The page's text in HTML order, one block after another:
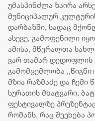
უმასპინძლა ზაირა
მუნიციპალურ
დარბაზში, სადაც
ასევე, გამოფენილი
ამისა, მწერალთა
ვარ თამარ დედოფლის
გამომცემლობა
მზია რაზმაძე და ჩემი
სურათის მხატვარი,
ფესტივალზე
რომანს. რაც შეეხება